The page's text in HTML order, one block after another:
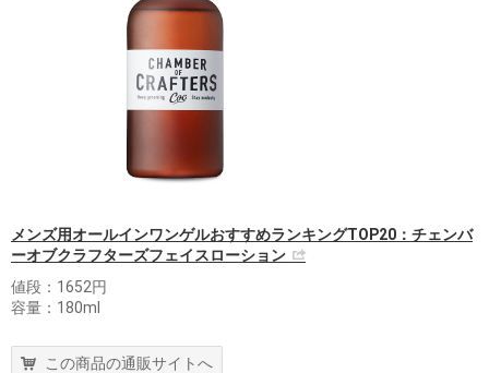
メンズ用オールインワンゲルおすすめランキングTOP20：チェンバ
ーオブクラフターズフェイスローション
値段：1652円
容量：180ml
この商品の通販サイトへ